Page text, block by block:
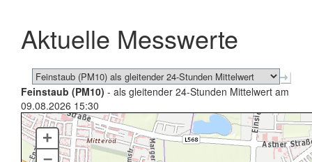
schließen
Aktuelle Messwerte
Feinstaub (PM10) - als gleitender 24-Stunden Mittelwert am
09.08.2026 15:30
+
–